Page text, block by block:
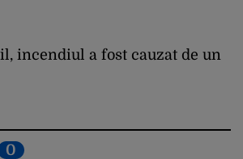
incendiul a fost cauzat de un
0